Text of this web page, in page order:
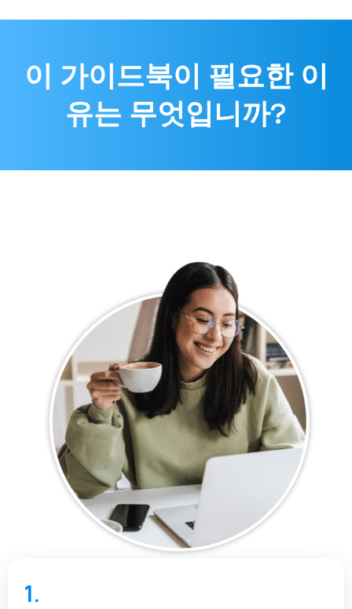
이 가이드북이 필요한 이
유는 무엇입니까?
1.